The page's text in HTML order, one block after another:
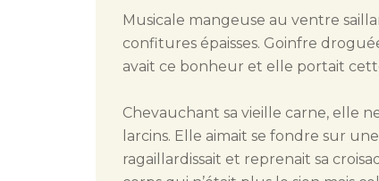
Musicale mangeuse au ventre
confitures épaisses. Goinfre
avait ce bonheur et elle portait
Chevauchant sa vieille carne, elle
larcins. Elle aimait se fondre sur
ragaillardissait et reprenait sa